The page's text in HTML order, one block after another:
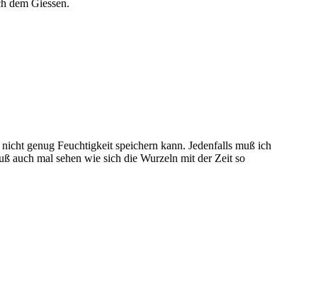
dem Giessen.
genug Feuchtigkeit speichern kann. Jedenfalls muß ich
auch mal sehen wie sich die Wurzeln mit der Zeit so